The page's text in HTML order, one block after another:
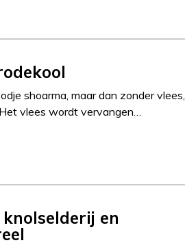
shoarma, maar dan zonder vlees,
vlees wordt vervangen…
en